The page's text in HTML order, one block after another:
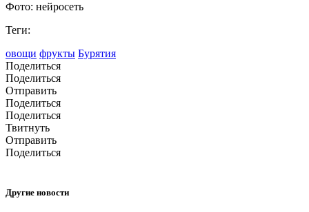
Фото: нейросеть
Теги:
овощи фрукты Бурятия
Поделиться
Поделиться
Отправить
Поделиться
Поделиться
Твитнуть
Отправить
Поделиться
Другие новости